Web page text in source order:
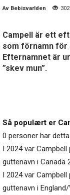
Av Bebisvarlden 302
Campell är ett
som förnamn för
Efternamnet är
”skev mun”.
Så populært er
0 personer har detta
I 2024 var
guttenavn i Canada
I 2024 var
guttenavn i